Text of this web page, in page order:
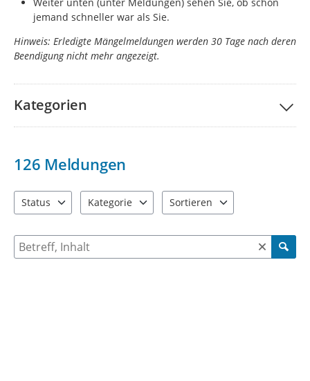
jemand schneller war als Sie.
Hinweis: Erledigte Mängelmeldungen werden 30 Tage nach deren
Beendigung nicht mehr angezeigt.
Kategorien
126 Meldungen
Status
Kategorie
Sortieren
Suche nach Meldungen und Kommentaren